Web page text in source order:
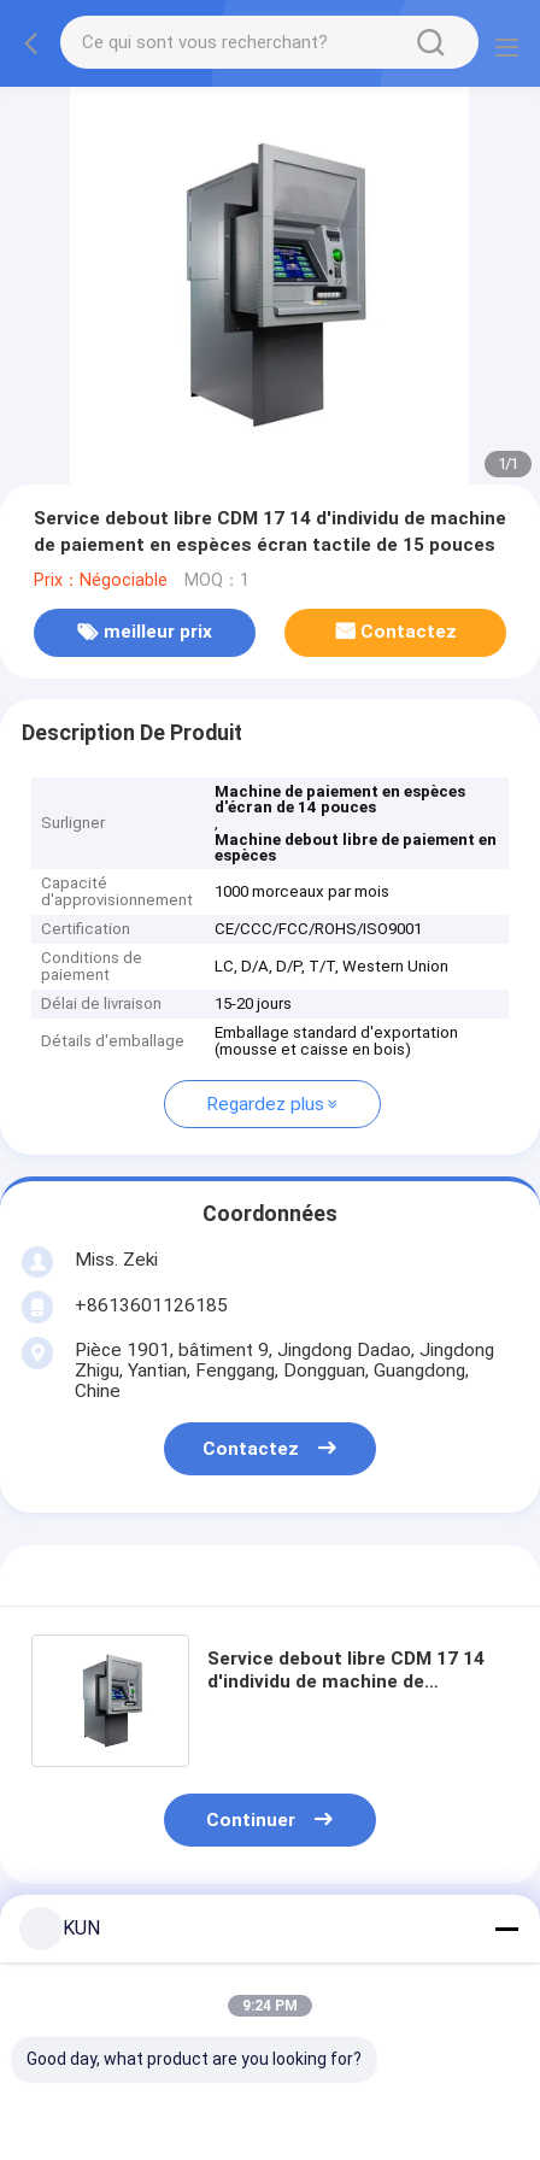
1/1
Service debout libre CDM 17 14 d'individu de machine
de paiement en espèces écran tactile de 15 pouces
Prix：Négociable MOQ：1
meilleur prix Contactez
Description De Produit
Surligner
Machine de paiement en espèces
d'écran de 14 pouces
,
Machine debout libre de paiement en
espèces
Capacité
d'approvisionnement
1000 morceaux par mois
Certification
CE/CCC/FCC/ROHS/ISO9001
Conditions de
paiement
LC, D/A, D/P, T/T, Western Union
Délai de livraison 15-20 jours
Détails d'emballage
Emballage standard d'exportation
(mousse et caisse en bois)
Regardez plus
Coordonnées
Miss. Zeki
+8613601126185
Pièce 1901, bâtiment 9, Jingdong Dadao, Jingdong
Zhigu, Yantian, Fenggang, Dongguan, Guangdong,
Chine
Contactez
Service debout libre CDM 17 14
d'individu de machine de
Continuer
Produits Recommandés
KUN
9:24 PM
Good day, what product are you looking for?